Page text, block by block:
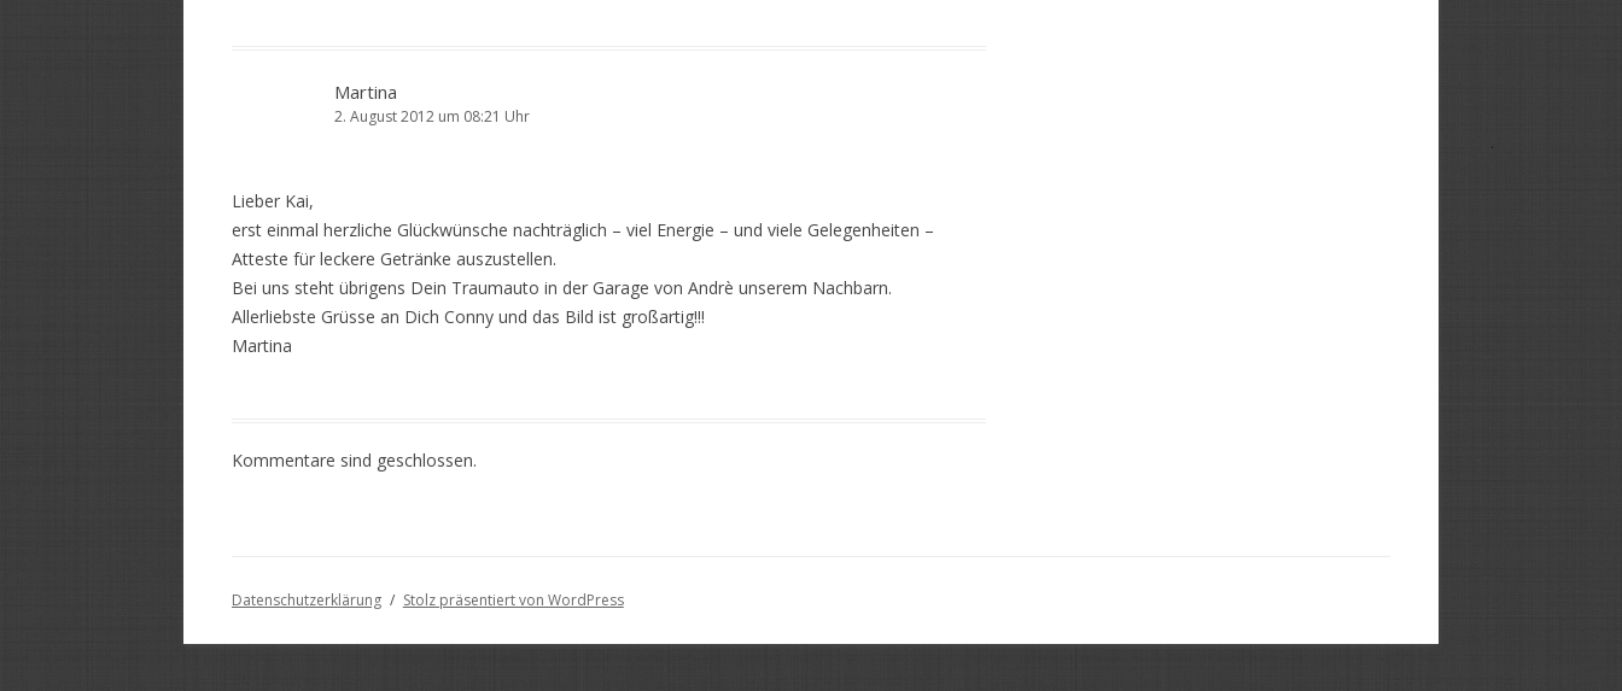
Martina
2. August 2012 um 08:21 Uhr
Lieber Kai,
erst einmal herzliche Glückwünsche nachträglich – viel Energie – und viele Gelegenheiten –
Atteste für leckere Getränke auszustellen.
Bei uns steht übrigens Dein Traumauto in der Garage von Andrè unserem Nachbarn.
Allerliebste Grüsse an Dich Conny und das Bild ist großartig!!!
Martina
Kommentare sind geschlossen.
Datenschutzerklärung Stolz präsentiert von WordPress